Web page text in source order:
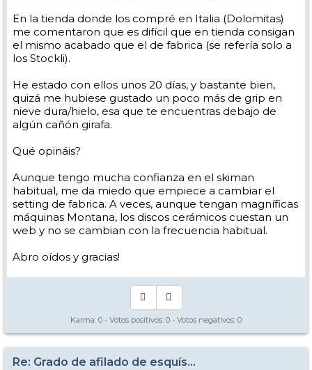
En la tienda donde los compré en Italia (Dolomitas)
me comentaron que es difícil que en tienda consigan
el mismo acabado que el de fabrica (se refería solo a
los Stockli).
He estado con ellos unos 20 días, y bastante bien,
quizá me hubiese gustado un poco más de grip en
nieve dura/hielo, esa que te encuentras debajo de
algún cañón girafa.
Qué opináis?
Aunque tengo mucha confianza en el skiman
habitual, me da miedo que empiece a cambiar el
setting de fabrica. A veces, aunque tengan magníficas
máquinas Montana, los discos cerámicos cuestan un
web y no se cambian con la frecuencia habitual.
Abro oídos y gracias!
Karma: 0 - Votos positivos: 0 - Votos negativos: 0
Re: Grado de afilado de esquís...